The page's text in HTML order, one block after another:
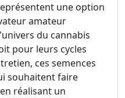
une option
amateur
du cannabis
pour leurs cycles
ces semences
souhaitent faire
réalisant un